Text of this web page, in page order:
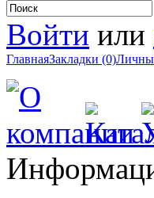
Войти или
ГлавнаяЗакладки (0)